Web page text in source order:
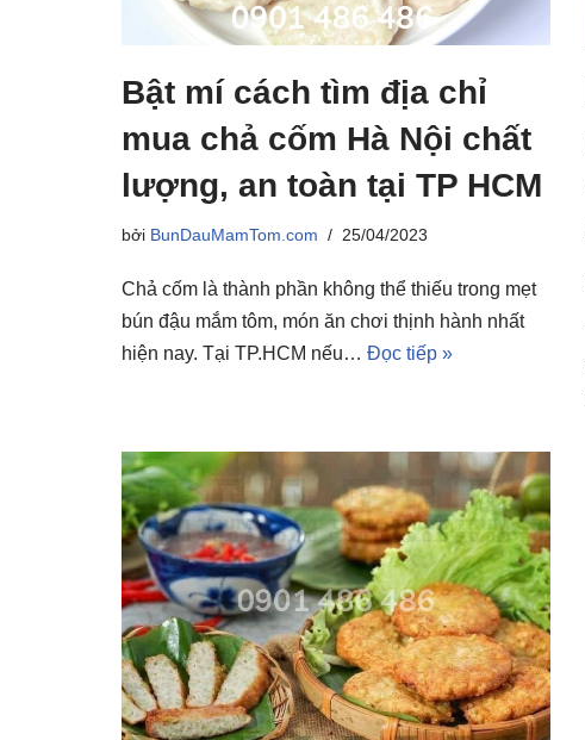
Bật mí cách tìm địa chỉ
mua chả cốm Hà Nội chất
lượng, an toàn tại TP HCM
bởi BunDauMamTom.com 25/04/2023
Chả cốm là thành phần không thể thiếu trong mẹt
bún đậu mắm tôm, món ăn chơi thịnh hành nhất
hiện nay. Tại TP.HCM nếu… Đọc tiếp »